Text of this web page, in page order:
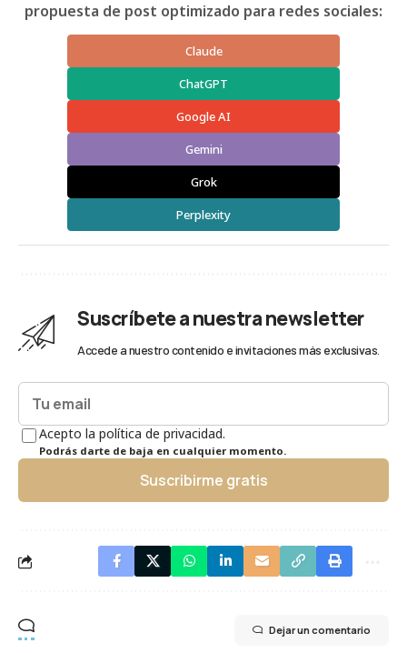
propuesta de post optimizado para redes sociales:
Claude
ChatGPT
Google AI
Gemini
Grok
Perplexity
Suscríbete a nuestra newsletter
Accede a nuestro contenido e invitaciones más exclusivas.
Acepto la política de privacidad.
Podrás darte de baja en cualquier momento.
Suscribirme gratis
Dejar un comentario